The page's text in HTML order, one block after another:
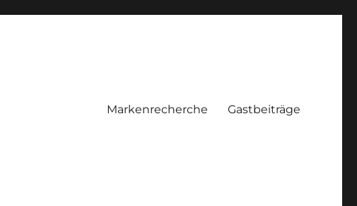
Markenrecherche Gastbeiträge